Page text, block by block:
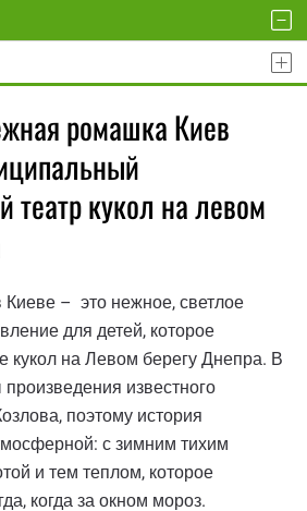
ромашка Киев
театр кукол на левом
– это нежное, светлое
для детей, которое
кукол на Левом берегу Днепра. В
известного
поэтому история
с зимним тихим
и тем теплом, которое
когда за окном мороз.